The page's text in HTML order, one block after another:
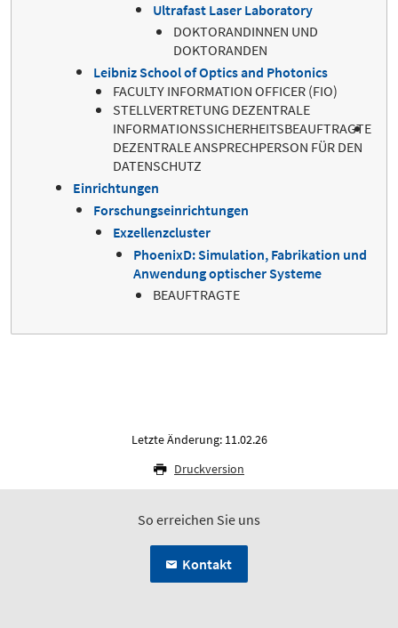
Ultrafast Laser Laboratory
DOKTORANDINNEN UND
DOKTORANDEN
Leibniz School of Optics and Photonics
FACULTY INFORMATION OFFICER (FIO)
STELLVERTRETUNG DEZENTRALE
INFORMATIONSSICHERHEITSBEAUFTRAGTE
DEZENTRALE ANSPRECHPERSON FÜR DEN
DATENSCHUTZ
Einrichtungen
Forschungseinrichtungen
Exzellenzcluster
PhoenixD: Simulation, Fabrikation und
Anwendung optischer Systeme
BEAUFTRAGTE
Letzte Änderung: 11.02.26
Druckversion
So erreichen Sie uns
Kontakt